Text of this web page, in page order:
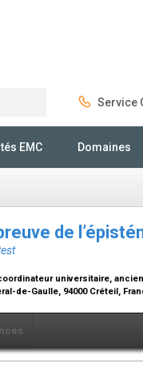
Service
EMC Domaines
de
universitaire,
de-Gaulle, 94000 Créteil,